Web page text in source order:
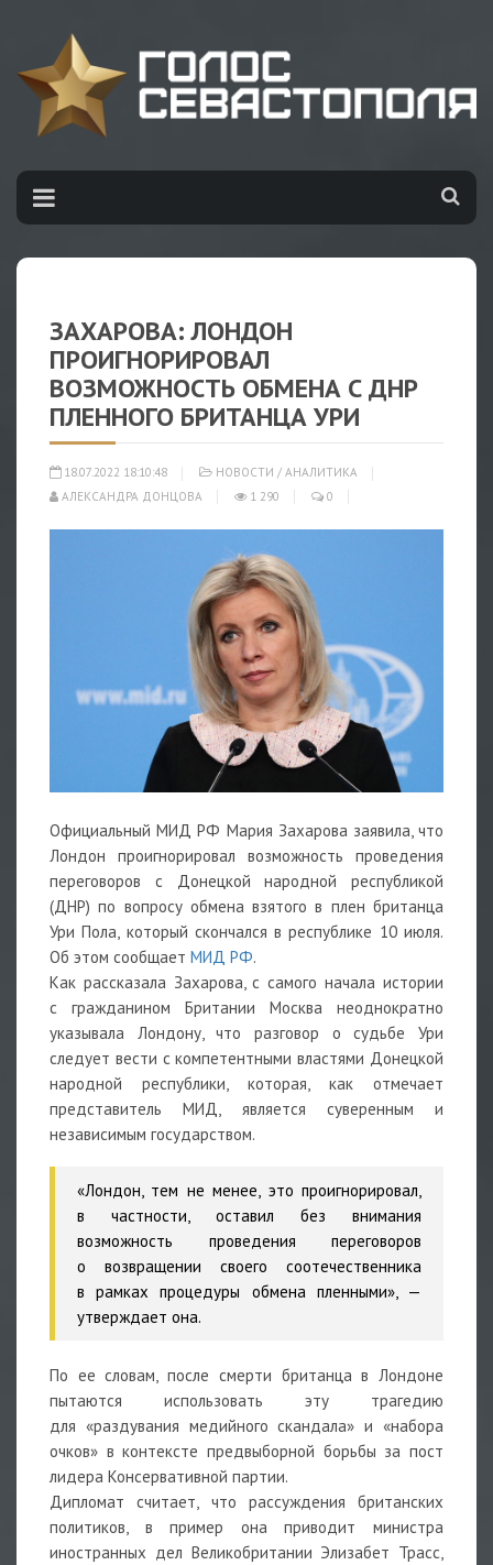
ЗАХАРОВА: ЛОНДОН
ПРОИГНОРИРОВАЛ
ВОЗМОЖНОСТЬ ОБМЕНА С ДНР
ПЛЕННОГО БРИТАНЦА УРИ
18.07.2022 18:10:48 НОВОСТИ / АНАЛИТИКА
АЛЕКСАНДРА ДОНЦОВА
1 290 0
Официальный МИД РФ Мария Захарова заявила, что
Лондон проигнорировал возможность проведения
переговоров с Донецкой народной республикой
(ДНР) по вопросу обмена взятого в плен британца
Ури Пола, который скончался в республике 10 июля.
Об этом сообщает МИД РФ.
Как рассказала Захарова, с самого начала истории
с гражданином Британии Москва неоднократно
указывала Лондону, что разговор о судьбе Ури
следует вести с компетентными властями Донецкой
народной республики, которая, как отмечает
представитель МИД, является суверенным и
независимым государством.
«Лондон, тем не менее, это проигнорировал,
в частности, оставил без внимания
возможность проведения переговоров
о возвращении своего соотечественника
в рамках процедуры обмена пленными», —
утверждает она.
По ее словам, после смерти британца в Лондоне
пытаются использовать эту трагедию
для «раздувания медийного скандала» и «набора
очков» в контексте предвыборной борьбы за пост
лидера Консервативной партии.
Дипломат считает, что рассуждения британских
политиков, в пример она приводит министра
иностранных дел Великобритании Элизабет Трасс,